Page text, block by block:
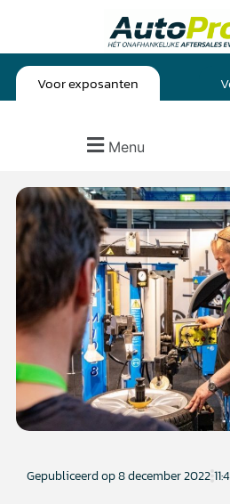
Voor exposanten
Menu
Gepubliceerd op8 december 2022